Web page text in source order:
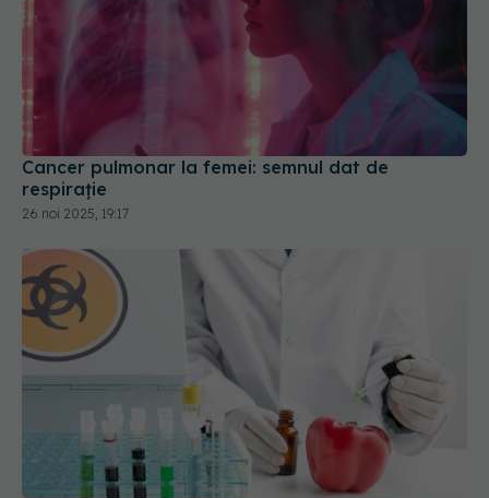
Cancer pulmonar la femei: semnul dat de
respirație
26 noi 2025, 19:17